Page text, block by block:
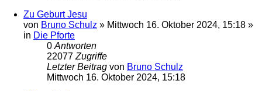
Zu Geburt Jesu
von Bruno Schulz » Mittwoch 16. Oktober 2024, 15:18 »
in Die Pforte
0 Antworten
22077 Zugriffe
Letzter Beitrag von Bruno Schulz
Mittwoch 16. Oktober 2024, 15:18